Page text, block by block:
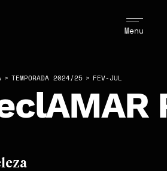
Menu
> TEMPORADA 2024/25 > FEV-JUL